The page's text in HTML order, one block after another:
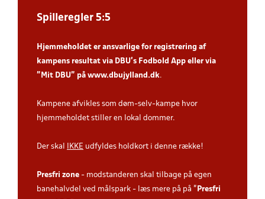
Spilleregler 5:5
Hjemmeholdet er ansvarlige for registrering af
kampens resultat via DBU’s Fodbold App eller via
”Mit DBU” på www.dbujylland.dk.
Kampene afvikles som døm-selv-kampe hvor
hjemmeholdet stiller en lokal dommer.
Der skal IKKE udfyldes holdkort i denne række!
Presfri zone - modstanderen skal tilbage på egen
banehalvdel ved målspark - læs mere på på " Presfri